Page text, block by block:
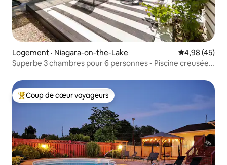
Logement · Niagara-on-the-Lake Note
4,98 (45)
Superbe 3 chambres pour 6 personnes - Piscine creusée
Coup de cœur voyageurs parmi les plus aimés
Coup de cœur voyageurs